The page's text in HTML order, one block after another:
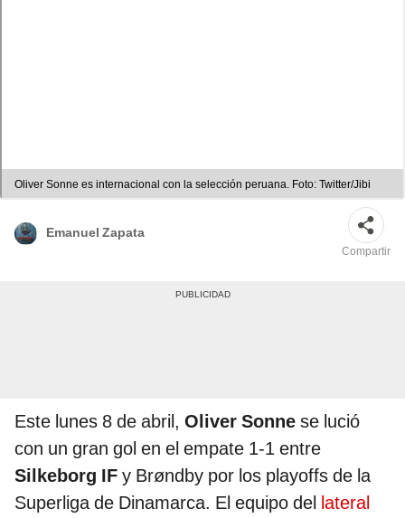
Oliver Sonne es internacional con la selección peruana. Foto: Twitter/Jibi
Emanuel Zapata
Compartir
Este lunes 8 de abril, Oliver Sonne se lució
con un gran gol en el empate 1-1 entre
Silkeborg IF y Brøndby por los playoffs de la
Superliga de Dinamarca. El equipo del lateral